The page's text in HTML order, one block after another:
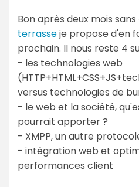
Bon après deux mois
terrasseje propose d'en
prochain. Il nous reste 4
- les technologies web
versus technologies de
- le web et la société,
pourrait apporter ?
- XMPP, un autre
- intégration web et
performances client